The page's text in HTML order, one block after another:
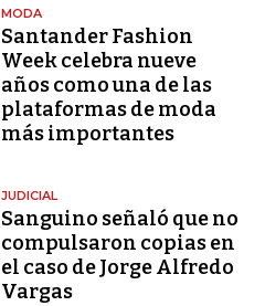
MODA
Santander Fashion
Week celebra nueve
años como una de las
plataformas de moda
más importantes
JUDICIAL
Sanguino señaló que no
compulsaron copias en
el caso de Jorge Alfredo
Vargas